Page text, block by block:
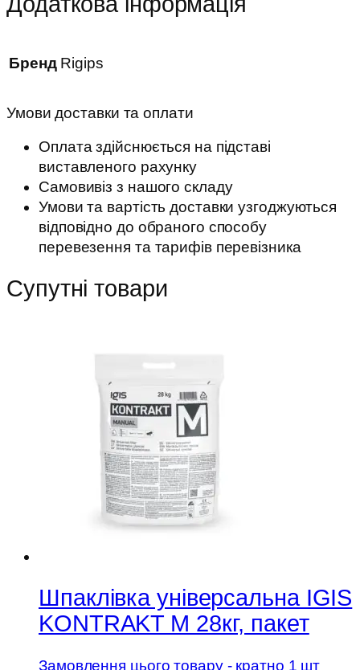
Бренд Rigips
Умови доставки та оплати
Оплата здійснюється на підставі
виставленого рахунку
Самовивіз з нашого складу
Умови та вартість доставки узгоджуються
відповідно до обраного способу
перевезення та тарифів перевізника
Супутні товари
Шпаклівка універсальна IGIS
KONTRAKT M 28кг, пакет
Замовлення цього товару - кратно 1 шт